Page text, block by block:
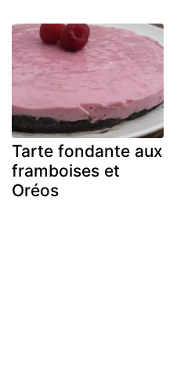
Tarte fondante aux
framboises et
Oréos